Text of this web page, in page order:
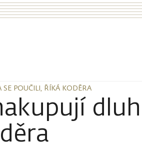
POUČILI, ŘÍKÁ KODĚRA